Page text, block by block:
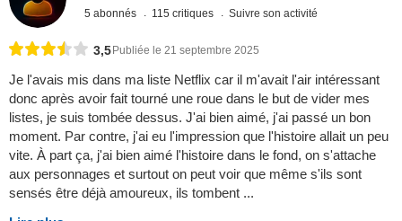
5 abonnés 115 critiques Suivre son activité
3,5 Publiée le 21 septembre 2025
Je l'avais mis dans ma liste Netflix car il m'avait l'air intéressant
donc après avoir fait tourné une roue dans le but de vider mes
listes, je suis tombée dessus. J'ai bien aimé, j'ai passé un bon
moment. Par contre, j'ai eu l'impression que l'histoire allait un peu
vite. À part ça, j'ai bien aimé l'histoire dans le fond, on s'attache
aux personnages et surtout on peut voir que même s'ils sont
sensés être déjà amoureux, ils tombent ...